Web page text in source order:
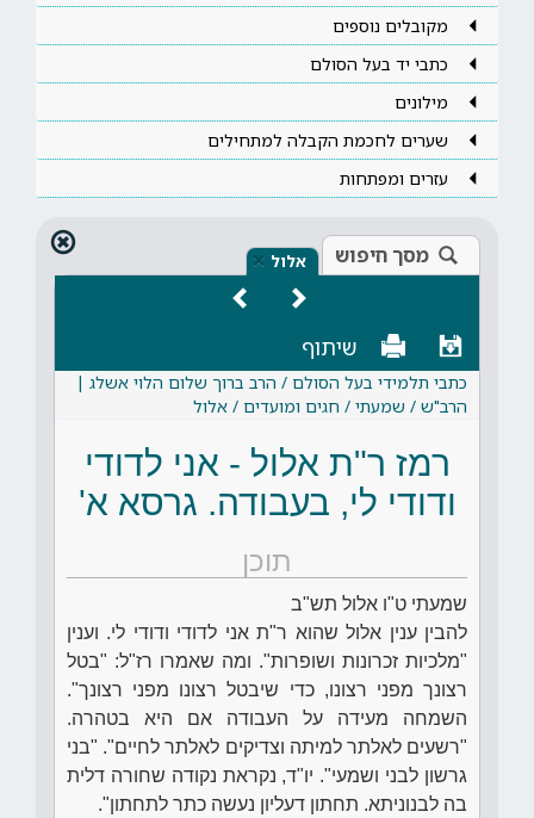
מקובלים נוספים
כתבי יד בעל הסולם
מילונים
שערים לחכמת הקבלה למתחילים
עזרים ומפתחות
מסך חיפוש אלול ×
שיתוף
כתבי תלמידי בעל הסולם / הרב ברוך שלום הלוי אשלג |
הרב"ש / שמעתי / חגים ומועדים / אלול
רמז ר"ת אלול - אני לדודי
ודודי לי, בעבודה. גרסא א'
תוכן
שמעתי ט"ו אלול תש"ב
להבין ענין אלול שהוא ר"ת אני לדודי ודודי לי. וענין
"מלכיות זכרונות ושופרות". ומה שאמרו רז"ל: "בטל
רצונך מפני רצונו, כדי שיבטל רצונו מפני רצונך".
השמחה מעידה על העבודה אם היא בטהרה.
"רשעים לאלתר למיתה וצדיקים לאלתר לחיים". "בני
גרשון לבני ושמעי". יו"ד, נקראת נקודה שחורה דלית
בה לבנוניתא. תחתון דעליון נעשה כתר לתחתון".